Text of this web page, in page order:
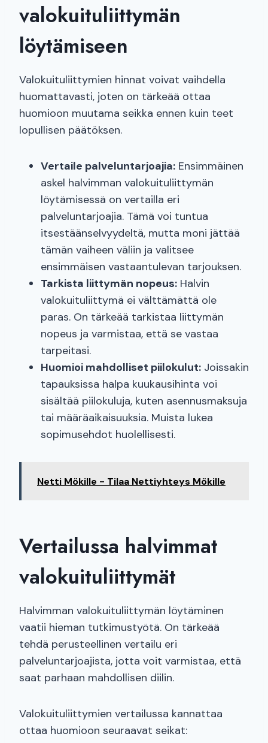
valokuituliittymän
löytämiseen
Valokuituliittymien hinnat voivat vaihdella
huomattavasti, joten on tärkeää ottaa
huomioon muutama seikka ennen kuin teet
lopullisen päätöksen.
Vertaile palveluntarjoajia: Ensimmäinen
askel halvimman valokuituliittymän
löytämisessä on vertailla eri
palveluntarjoajia. Tämä voi tuntua
itsestäänselvyydeltä, mutta moni jättää
tämän vaiheen väliin ja valitsee
ensimmäisen vastaantulevan tarjouksen.
Tarkista liittymän nopeus: Halvin
valokuituliittymä ei välttämättä ole
paras. On tärkeää tarkistaa liittymän
nopeus ja varmistaa, että se vastaa
tarpeitasi.
Huomioi mahdolliset piilokulut: Joissakin
tapauksissa halpa kuukausihinta voi
sisältää piilokuluja, kuten asennusmaksuja
tai määräaikaisuuksia. Muista lukea
sopimusehdot huolellisesti.
Netti Mökille - Tilaa Nettiyhteys Mökille
Vertailussa halvimmat
valokuituliittymät
Halvimman valokuituliittymän löytäminen
vaatii hieman tutkimustyötä. On tärkeää
tehdä perusteellinen vertailu eri
palveluntarjoajista, jotta voit varmistaa, että
saat parhaan mahdollisen diilin.
Valokuituliittymien vertailussa kannattaa
ottaa huomioon seuraavat seikat: